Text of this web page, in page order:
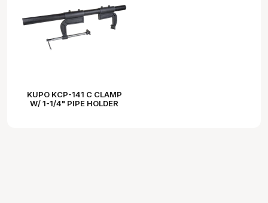
KUPO KCP-141 C CLAMP
W/ 1-1/4" PIPE HOLDER